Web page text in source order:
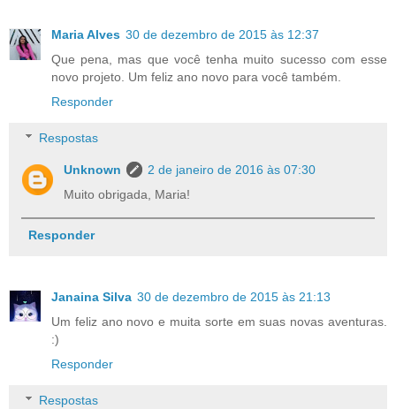
Maria Alves 30 de dezembro de 2015 às 12:37
Que pena, mas que você tenha muito sucesso com esse
novo projeto. Um feliz ano novo para você também.
Responder
Respostas
Unknown
2 de janeiro de 2016 às 07:30
Muito obrigada, Maria!
Responder
Janaina Silva 30 de dezembro de 2015 às 21:13
Um feliz ano novo e muita sorte em suas novas aventuras.
:)
Responder
Respostas